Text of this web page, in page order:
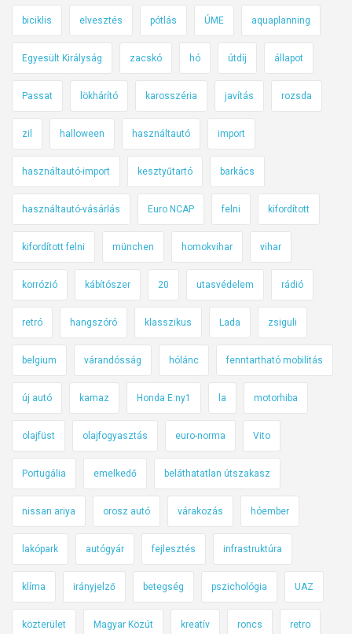
biciklis elvesztés pótlás ÚME aquaplanning
Egyesült Királyság zacskó hó útdíj állapot
Passat lökhárító karosszéria javítás rozsda
zil halloween használtautó import
használtautó-import kesztyűtartó barkács
használtautó-vásárlás Euro NCAP felni kifordított
kifordított felni münchen homokvihar vihar
korrózió kábítószer 20 utasvédelem rádió
retró hangszóró klasszikus Lada zsiguli
belgium várandósság hólánc fenntartható mobilitás
új autó kamaz Honda E:ny1 la motorhiba
olajfüst olajfogyasztás euro-norma Vito
Portugália emelkedő beláthatatlan útszakasz
nissan ariya orosz autó várakozás hóember
lakópark autógyár fejlesztés infrastruktúra
klíma irányjelző betegség pszichológia UAZ
közterület Magyar Közút kreatív roncs retro